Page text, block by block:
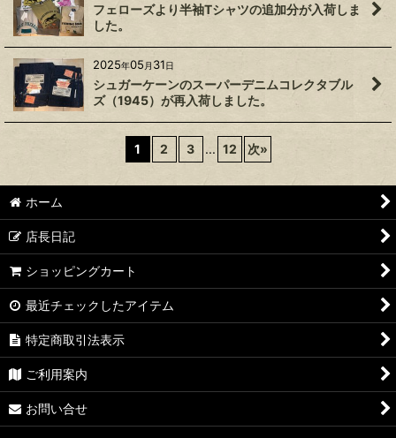
フェローズより半袖Tシャツの追加分が入荷しま
した。
2025年05 月 31日
シュガーケーンのスーパーデニムコレクタブル
ズ（1945）が再入荷しました。
1 2 3 ... 12 次»
ホーム
店長日記
ショッピングカート
最近チェックしたアイテム
特定商取引法表示
ご利用案内
お問い合せ